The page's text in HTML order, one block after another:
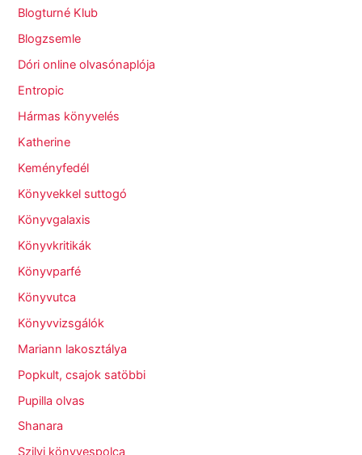
Blogturné Klub
Blogzsemle
Dóri online olvasónaplója
Entropic
Hármas könyvelés
Katherine
Keményfedél
Könyvekkel suttogó
Könyvgalaxis
Könyvkritikák
Könyvparfé
Könyvutca
Könyvvizsgálók
Mariann lakosztálya
Popkult, csajok satöbbi
Pupilla olvas
Shanara